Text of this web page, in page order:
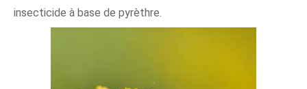
insecticide à base de pyrèthre.